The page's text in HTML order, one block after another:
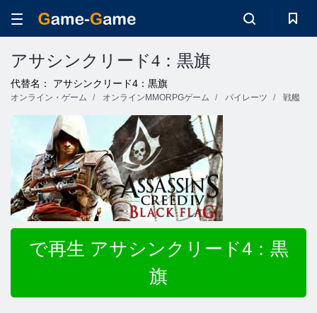
アサシンクリード4：黒旗
代替名： アサシンクリード4：黒旗
オンライン・ゲーム オンラインMMORPGゲーム パイレーツ 戦艦
で再生 アサシンクリード4：黒
旗